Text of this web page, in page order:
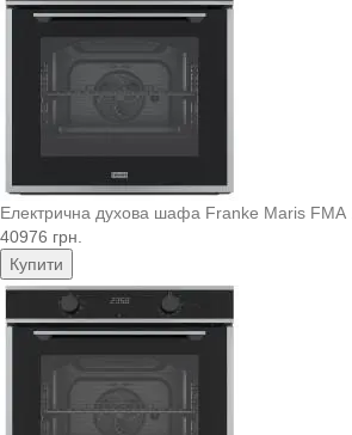
Електрична духова шафа Franke Maris FMA ..
40976 грн.
Купити